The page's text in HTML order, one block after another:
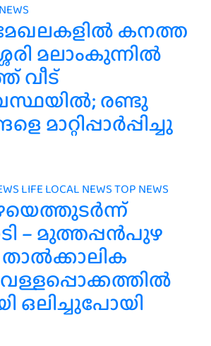
കനത്ത
മലാംകുന്നിൽ
വീട്
രണ്ടു
LIFE LOCAL NEWSTOP NEWS
– മുത്തപ്പൻപുഴ
ഒലിച്ചുപോയി